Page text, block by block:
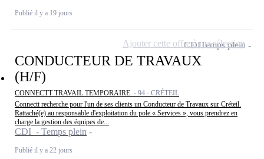
Publié il y a 19 jours
CONDUCTEUR DE TRAVAUX
(H/F)
CONNECTT TRAVAIL TEMPORAIRE - 94 - CRÉTEIL
Connectt recherche pour l'un de ses clients un Conducteur de Travaux sur Créteil.
Rattaché(e) au responsable d'exploitation du pole « Services », vous prendrez en
charge la gestion des équipes de...
CDI - Temps plein
Publié il y a 22 jours
CDITemps plein
Ajouter cette offre à ma sélection